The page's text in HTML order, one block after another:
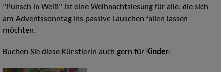
"Punsch in Weiß" ist eine Weihnachtslesung für alle, die sich
am Adventssonntag ins passive Lauschen fallen lassen
möchten.
Buchen Sie diese Künstlerin auch gern für Kinder: